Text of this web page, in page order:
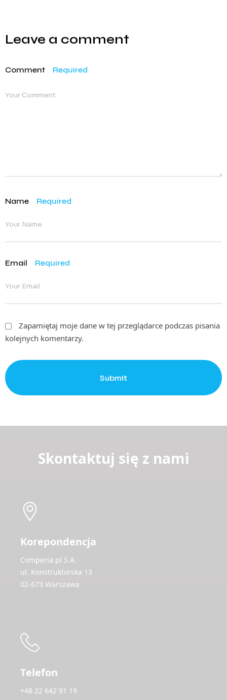
Leave a comment
Comment Required
Name Required
Email Required
Zapamiętaj moje dane w tej przeglądarce podczas pisania
kolejnych komentarzy.
Submit
Skontaktuj się z nami
Korepondencja
Comperia.pl S.A.
ul. Konstruktorska 13
02-673 Warszawa
Telefon
+48 22 642 91 19